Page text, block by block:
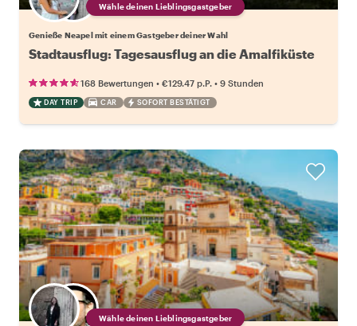
Wähle deinen Lieblingsgastgeber
Genieße Neapel mit einem Gastgeber deiner Wahl
Stadtausflug: Tagesausflug an die Amalfiküste
168 Bewertungen • €129.47 p.P. • 9 Stunden
DAY TRIP CAR SOFORT BESTÄTIGT
Wähle deinen Lieblingsgastgeber